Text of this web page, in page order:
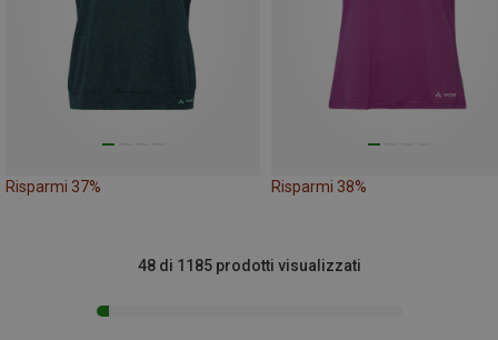
Risparmi 37% Risparmi 38%
48 di 1185 prodotti visualizzati